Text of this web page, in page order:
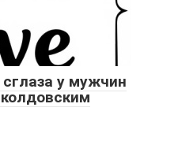
у мужчин